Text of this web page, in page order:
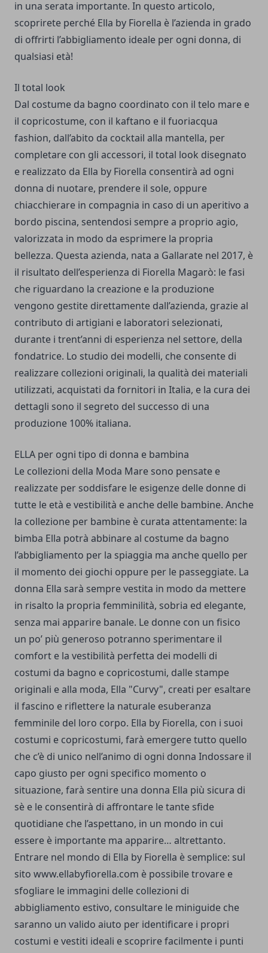
in una serata importante. In questo articolo,
scoprirete perché Ella by Fiorella è l’azienda in grado
di offrirti l’abbigliamento ideale per ogni donna, di
qualsiasi età!
Il total look
Dal costume da bagno coordinato con il telo mare e
il copricostume, con il kaftano e il fuoriacqua
fashion, dall’abito da cocktail alla mantella, per
completare con gli accessori, il total look disegnato
e realizzato da Ella by Fiorella consentirà ad ogni
donna di nuotare, prendere il sole, oppure
chiacchierare in compagnia in caso di un aperitivo a
bordo piscina, sentendosi sempre a proprio agio,
valorizzata in modo da esprimere la propria
bellezza. Questa azienda, nata a Gallarate nel 2017, è
il risultato dell’esperienza di Fiorella Magarò: le fasi
che riguardano la creazione e la produzione
vengono gestite direttamente dall’azienda, grazie al
contributo di artigiani e laboratori selezionati,
durante i trent’anni di esperienza nel settore, della
fondatrice. Lo studio dei modelli, che consente di
realizzare collezioni originali, la qualità dei materiali
utilizzati, acquistati da fornitori in Italia, e la cura dei
dettagli sono il segreto del successo di una
produzione 100% italiana.
ELLA per ogni tipo di donna e bambina
Le collezioni della Moda Mare sono pensate e
realizzate per soddisfare le esigenze delle donne di
tutte le età e vestibilità e anche delle bambine. Anche
la collezione per bambine è curata attentamente: la
bimba Ella potrà abbinare al costume da bagno
l’abbigliamento per la spiaggia ma anche quello per
il momento dei giochi oppure per le passeggiate. La
donna Ella sarà sempre vestita in modo da mettere
in risalto la propria femminilità, sobria ed elegante,
senza mai apparire banale. Le donne con un fisico
un po’ più generoso potranno sperimentare il
comfort e la vestibilità perfetta dei modelli di
costumi da bagno e copricostumi, dalle stampe
originali e alla moda, Ella "Curvy", creati per esaltare
il fascino e riflettere la naturale esuberanza
femminile del loro corpo. Ella by Fiorella, con i suoi
costumi e copricostumi, farà emergere tutto quello
che c’è di unico nell’animo di ogni donna Indossare il
capo giusto per ogni specifico momento o
situazione, farà sentire una donna Ella più sicura di
sè e le consentirà di affrontare le tante sfide
quotidiane che l’aspettano, in un mondo in cui
essere è importante ma apparire… altrettanto.
Entrare nel mondo di Ella by Fiorella è semplice: sul
sito www.ellabyfiorella.com è possibile trovare e
sfogliare le immagini delle collezioni di
abbigliamento estivo, consultare le miniguide che
saranno un valido aiuto per identificare i propri
costumi e vestiti ideali e scoprire facilmente i punti